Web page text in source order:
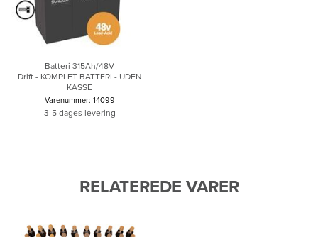
Batteri 315Ah/48V
Drift - KOMPLET BATTERI - UDEN
KASSE
Varenummer: 14099
3-5 dages levering
RELATEREDE VARER